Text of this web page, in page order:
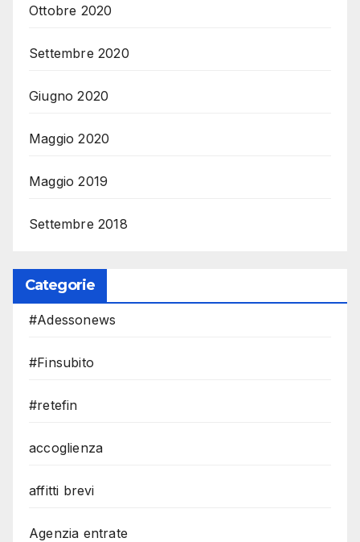
Ottobre 2020
Settembre 2020
Giugno 2020
Maggio 2020
Maggio 2019
Settembre 2018
Categorie
#Adessonews
#Finsubito
#retefin
accoglienza
affitti brevi
Agenzia entrate